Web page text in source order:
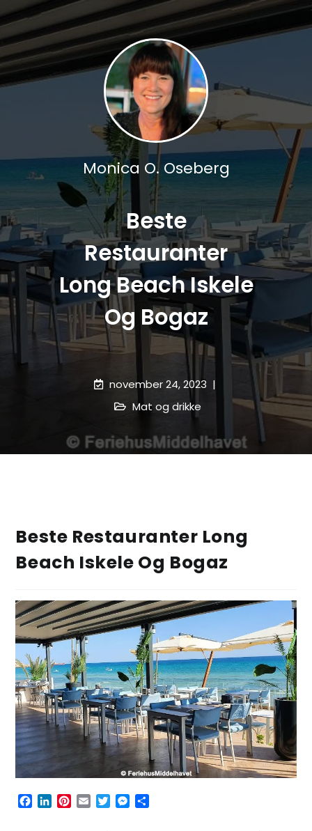
Monica O. Oseberg
Beste
Restauranter
Long Beach Iskele
Og Bogaz
november 24, 2023
Mat og drikke
Beste Restauranter Long
Beach Iskele Og Bogaz
F
P
E
T
M